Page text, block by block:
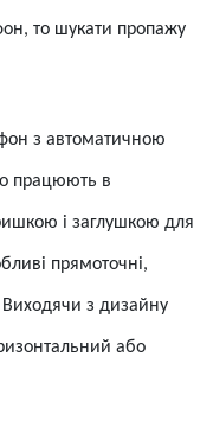
то шукати пропажу
з автоматичною
працюють в
і заглушкою для
прямоточні,
Виходячи з дизайну
або